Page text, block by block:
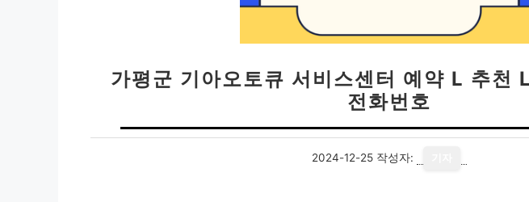
가평군 기아오토큐 서비스센터 예약 L 추천
전화번호
2024-12-25 작성자: